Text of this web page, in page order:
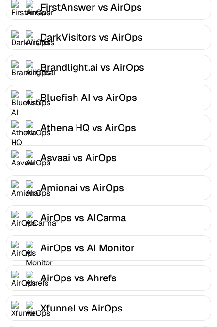
FirstAnswer vs AirOps
DarkVisitors vs AirOps
Brandlight.ai vs AirOps
Bluefish AI vs AirOps
Athena HQ vs AirOps
Asvaai vs AirOps
Amionai vs AirOps
AirOps vs AICarma
AirOps vs AI Monitor
AirOps vs Ahrefs
Xfunnel vs AirOps